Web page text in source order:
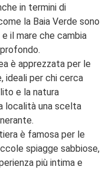
in termini di
la Baia Verde sono
il mare che cambia
è apprezzata per le
ideali per chi cerca
e la natura
località una scelta
è famosa per le
spiagge sabbiose,
più intima e